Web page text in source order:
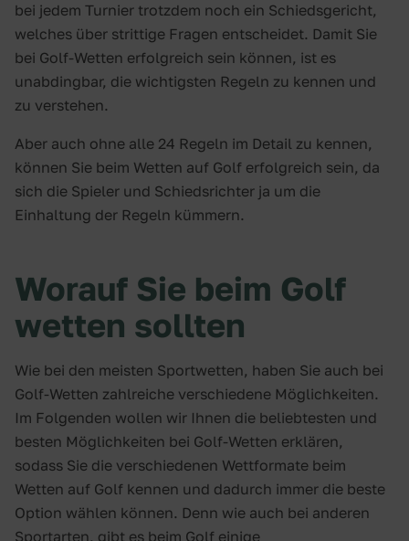
bei jedem Turnier trotzdem noch ein Schiedsgericht,
welches über strittige Fragen entscheidet. Damit Sie
bei Golf-Wetten erfolgreich sein können, ist es
unabdingbar, die wichtigsten Regeln zu kennen und
zu verstehen.
Aber auch ohne alle 24 Regeln im Detail zu kennen,
können Sie beim Wetten auf Golf erfolgreich sein, da
sich die Spieler und Schiedsrichter ja um die
Einhaltung der Regeln kümmern.
Worauf Sie beim Golf
wetten sollten
Wie bei den meisten Sportwetten, haben Sie auch bei
Golf-Wetten zahlreiche verschiedene Möglichkeiten.
Im Folgenden wollen wir Ihnen die beliebtesten und
besten Möglichkeiten bei Golf-Wetten erklären,
sodass Sie die verschiedenen Wettformate beim
Wetten auf Golf kennen und dadurch immer die beste
Option wählen können. Denn wie auch bei anderen
Sportarten, gibt es beim Golf einige